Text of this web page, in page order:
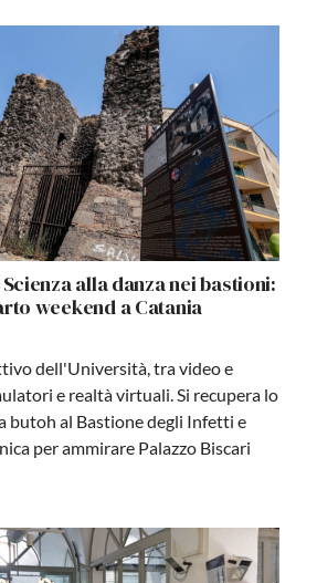
alla danza nei bastioni:
weekend a Catania
dell'Università, tra video e
e realtà virtuali. Si recupera lo
butoh al Bastione degli Infetti e
per ammirare Palazzo Biscari